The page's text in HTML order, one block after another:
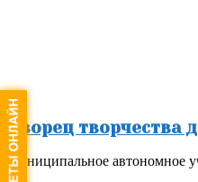
Дворец творчества
Муниципальное автономное